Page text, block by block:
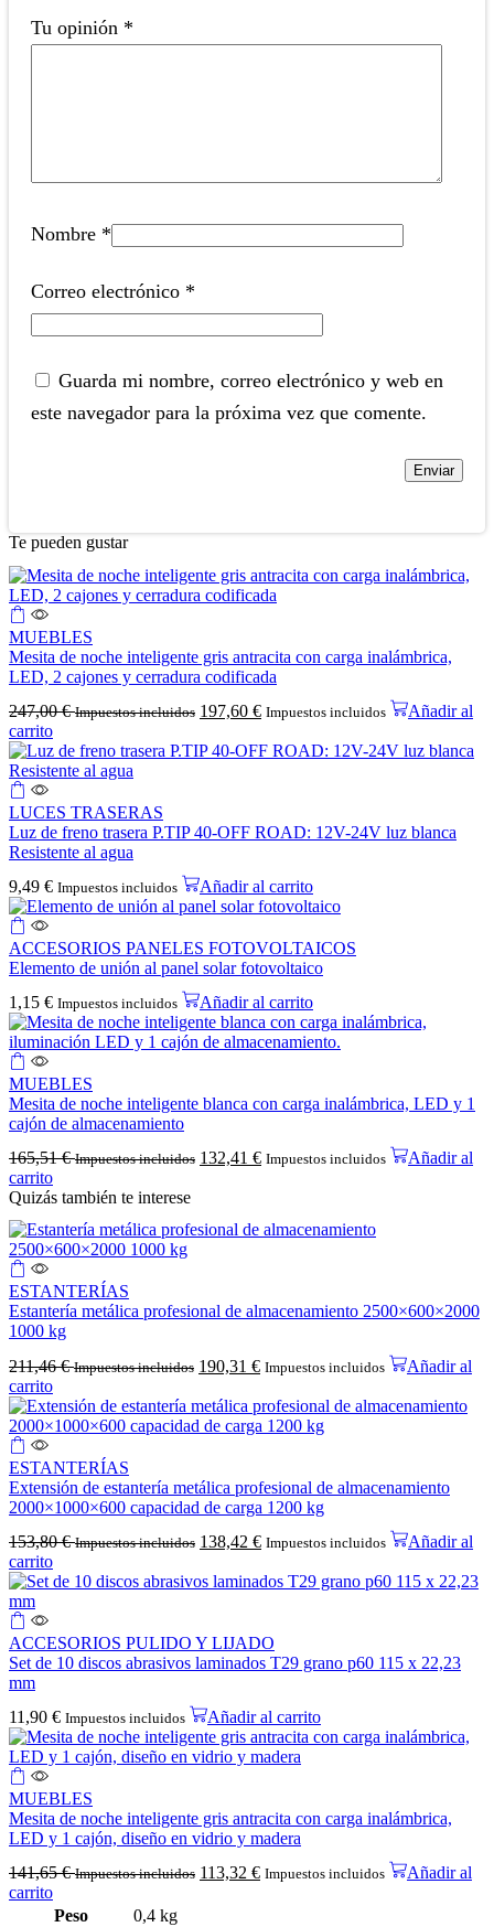
Tu opinión *
Nombre *
Correo electrónico *
Guarda mi nombre, correo electrónico y web en
este navegador para la próxima vez que comente.
Te pueden gustar
MUEBLES
Mesita de noche inteligente gris antracita con carga inalámbrica,
LED, 2 cajones y cerradura codificada
247,00€ Impuestos incluidos 197,60 € Impuestos incluidos
Añadir al
carrito
LUCES TRASERAS
Luz de freno trasera P.TIP 40-OFF ROAD: 12V-24V luz blanca
Resistente al agua
9,49 € Impuestos incluidos Añadir al carrito
ACCESORIOS PANELES FOTOVOLTAICOS
Elemento de unión al panel solar fotovoltaico
1,15 € Impuestos incluidos Añadir al carrito
MUEBLES
Mesita de noche inteligente blanca con carga inalámbrica, LED y 1
cajón de almacenamiento
165,51€ Impuestos incluidos 132,41 € Impuestos incluidos
Añadir al
carrito
Quizás también te interese
ESTANTERÍAS
Estantería metálica profesional de almacenamiento 2500×600×2000
1000 kg
211,46€ Impuestos incluidos 190,31 € Impuestos incluidos
Añadir al
carrito
ESTANTERÍAS
Extensión de estantería metálica profesional de almacenamiento
2000×1000×600 capacidad de carga 1200 kg
153,80€ Impuestos incluidos 138,42 € Impuestos incluidos
Añadir al
carrito
ACCESORIOS PULIDO Y LIJADO
Set de 10 discos abrasivos laminados T29 grano p60 115 x 22,23
mm
11,90 € Impuestos incluidos Añadir al carrito
MUEBLES
Mesita de noche inteligente gris antracita con carga inalámbrica,
LED y 1 cajón, diseño en vidrio y madera
141,65€ Impuestos incluidos 113,32 € Impuestos incluidos
Añadir al
carrito
Peso
0,4 kg